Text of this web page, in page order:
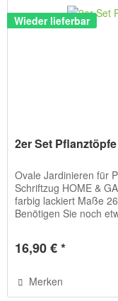
Wieder lieferbar
2er Set
Ovale Jardinieren für
Schriftzug HOME &
farbig lackiert Maße
Benötigen Sie noch
16,90 € *
Merken